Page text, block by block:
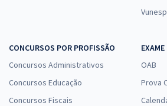
Vunesp
CONCURSOS POR PROFISSÃO
Concursos Administrativos
Concursos Educação
Concursos Fiscais
OAB
Prova